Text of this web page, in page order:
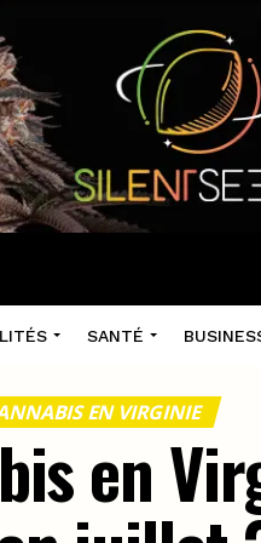
SANTÉ
EN VIRGINIE
en